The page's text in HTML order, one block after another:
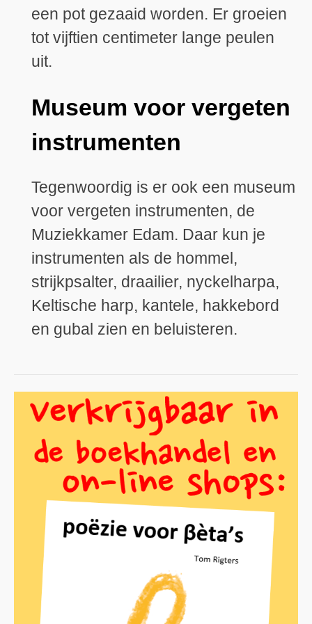
een pot gezaaid worden. Er groeien
tot vijftien centimeter lange peulen
uit.
Museum voor vergeten
instrumenten
Tegenwoordig is er ook een museum
voor vergeten instrumenten, de
Muziekkamer Edam. Daar kun je
instrumenten als de hommel,
strijkpsalter, draailier, nyckelharpa,
Keltische harp, kantele, hakkebord
en gubal zien en beluisteren.